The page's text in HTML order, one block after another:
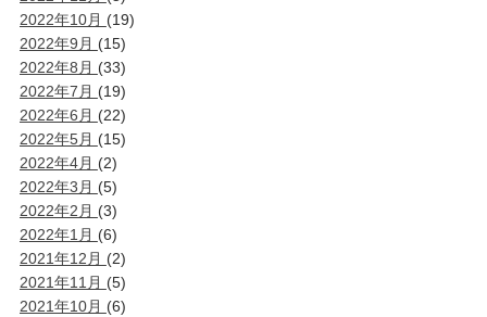
2022年10月 (19)
2022年9月 (15)
2022年8月 (33)
2022年7月 (19)
2022年6月 (22)
2022年5月 (15)
2022年4月 (2)
2022年3月 (5)
2022年2月 (3)
2022年1月 (6)
2021年12月 (2)
2021年11月 (5)
2021年10月 (6)